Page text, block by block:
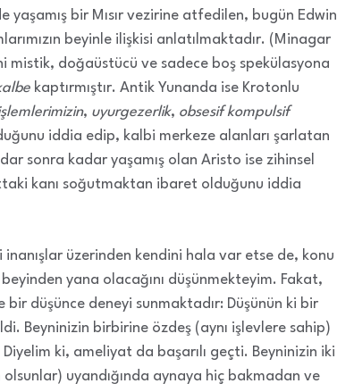
yaşamış bir Mısır vezirine atfedilen, bugün Edwin
beyinle ilişkisi anlatılmaktadır. (Minagar
mistik, doğaüstücü ve sadece boş spekülasyona
kaptırmıştır. Antik Yunanda ise Krotonlu
, uyurgezerlik, obsesif kompulsif
iddia edip, kalbi merkeze alanları şarlatan
sonra kadar yaşamış olan Aristo ise zihinsel
kanı soğutmaktan ibaret olduğunu iddia
üzerinden kendini hala var etse de, konu
yana olacağını düşünmekteyim. Fakat,
bir düşünce deneyi sunmaktadır: Düşünün ki bir
Beyninizin birbirine özdeş (aynı işlevlere sahip)
ki, ameliyat da başarılı geçti. Beyninizin iki
olsunlar) uyandığında aynaya hiç bakmadan ve